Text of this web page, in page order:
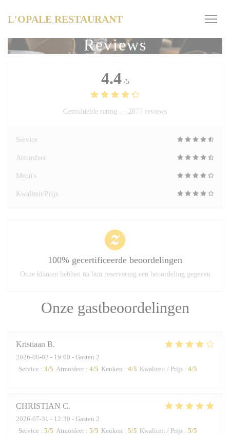
L'OPALE RESTAURANT
Reviews
Onze gastbeoordelingen
Kristiaan B
2026-08-02 - 19:00 - Gasten 2
Service : 3/5 Atmosfeer : 4/5 Keuken : 4/5 Kwaliteit / Prijs : 4/5
CHRISTIAN C
2026-07-31 - 12:30 - Gasten 2
Service : 5/5 Atmosfeer : 5/5 Keuken : 5/5 Kwaliteit / Prijs : 5/5
4.4 /5
Gemiddelde rating — 2877 reviews
Service
Atmosfeer
Menu's
Kwaliteit/Prijs
100% gecertificeerde beoordelingen
Onze klanten hebben na hun reservering een beoordeling gegeven